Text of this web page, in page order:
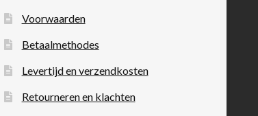
Voorwaarden
Betaalmethodes
Levertijd en verzendkosten
Retourneren en klachten